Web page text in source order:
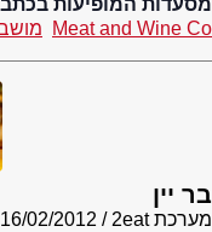
מסעדות המופיעות
Meat and Wine Co
בר יין
מערכת 2eat
16/02/2012